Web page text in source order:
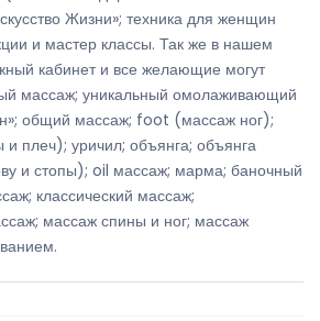
Жизни»; техника для женщин
и мастер классы. Так же в нашем
кабинет и все желающие могут
массаж; уникальный омолаживающий
общий массаж; foot (массаж ног);
плеч); уричил; объянга; объянга
и стопы); oil массаж; марма; баночный
классический массаж;
массаж спины и ног; массаж